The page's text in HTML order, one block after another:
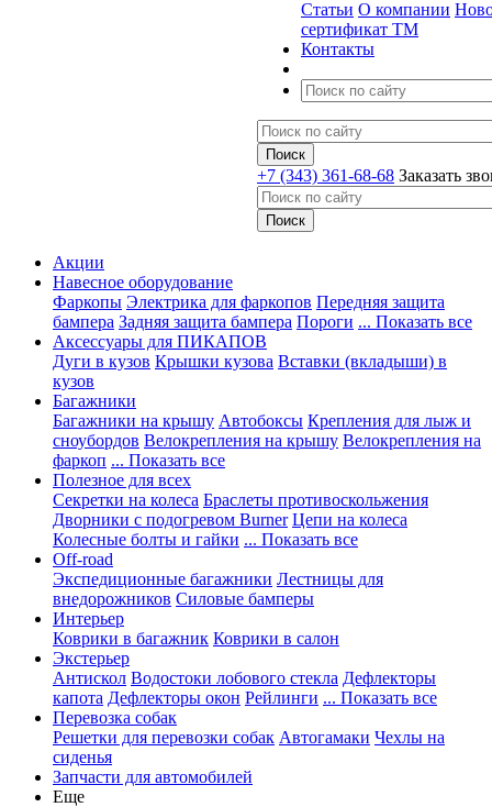
Статьи О компании
сертификат ТМ
Контакты
+7 (343) 361-68-68 Заказать
Акции
Навесное оборудование
Фаркопы Электрика для фаркопов Передняя защита
бампера Задняя защита бампера Пороги ... Показать все
Аксессуары для ПИКАПОВ
Дуги в кузов Крышки кузова Вставки (вкладыши) в
кузов
Багажники
Багажники на крышу Автобоксы Крепления для лыж и
сноубордов Велокрепления на крышу Велокрепления на
фаркоп ... Показать все
Полезное для всех
Секретки на колеса Браслеты противоскольжения
Дворники с подогревом Burner Цепи на колеса
Колесные болты и гайки ... Показать все
Off-road
Экспедиционные багажники Лестницы для
внедорожников Силовые бамперы
Интерьер
Коврики в багажник Коврики в салон
Экстерьер
Антискол Водостоки лобового стекла Дефлекторы
капота Дефлекторы окон Рейлинги ... Показать все
Перевозка собак
Решетки для перевозки собак Автогамаки Чехлы на
сиденья
Запчасти для автомобилей
Еще